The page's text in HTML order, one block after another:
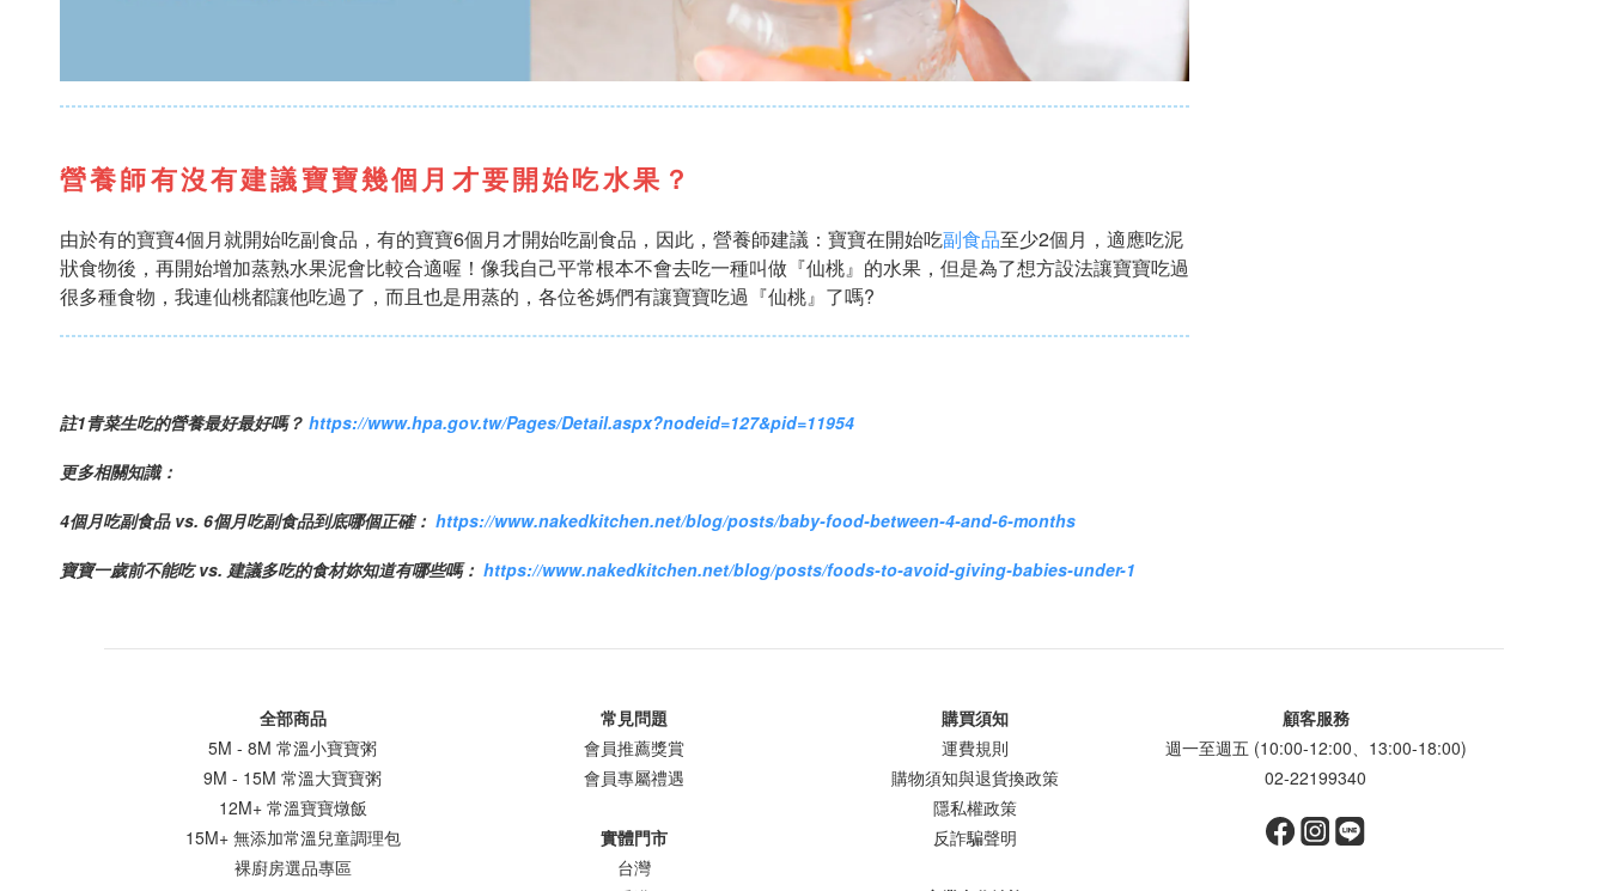
營養師有沒有建議寶寶幾個月才要開始吃水果？
由於有的寶寶4個月就開始吃副食品，有的寶寶6個月才開始吃副食品，因此，營養師建議：寶寶在開始吃副食品至少2個月，適應吃泥
狀食物後，再開始增加蒸熟水果泥會比較合適喔！像我自己平常根本不會去吃一種叫做『仙桃』的水果，但是為了想方設法讓寶寶吃過
很多種食物，我連仙桃都讓他吃過了，而且也是用蒸的，各位爸媽們有讓寶寶吃過『仙桃』了嗎?
註1青菜生吃的營養最好最好嗎？ https://www.hpa.gov.tw/Pages/Detail.aspx?nodeid=127&pid=11954
更多相關知識：
4個月吃副食品 vs. 6個月吃副食品到底哪個正確： https://www.nakedkitchen.net/blog/posts/baby-food-between-4-and-6-months
寶寶一歲前不能吃 vs. 建議多吃的食材妳知道有哪些嗎： https://www.nakedkitchen.net/blog/posts/foods-to-avoid-giving-babies-under-1
全部商品
5M - 8M 常溫小寶寶粥
9M - 15M 常溫大寶寶粥
12M+ 常溫寶寶燉飯
15M+ 無添加常溫兒童調理包
裸廚房選品專區
常見問題
會員推薦獎賞
會員專屬禮遇
實體門市
台灣
購買須知
運費規則
購物須知與退貨換政策
隱私權政策
反詐騙聲明
顧客服務
週一至週五 (10:00-12:00、13:00-18:00)
02-22199340